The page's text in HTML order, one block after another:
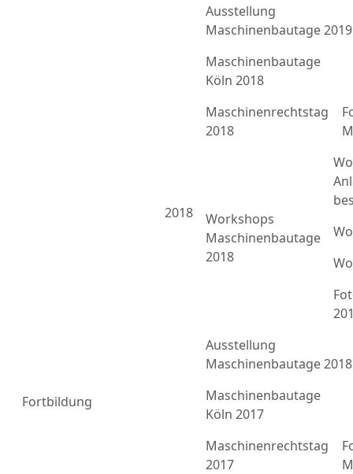
Fortbildung
Ausstellung
Maschinenbautage 2019
2018
Maschinenbautage
Köln 2018
Maschinenrechtstag
2018
Workshops
Maschinenbautage
2018
Ausstellung
Maschinenbautage 2018
Maschinenbautage
Köln 2017
Maschinenrechtstag
2017